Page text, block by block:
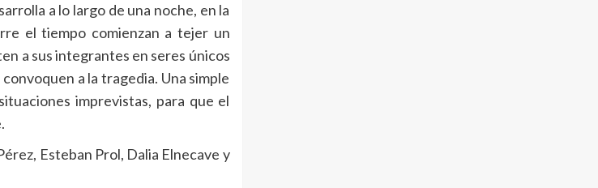
a lo largo de una noche, en la
el tiempo comienzan a tejer un
a sus integrantes en seres únicos
a la tragedia. Una simple
imprevistas, para que el
Esteban Prol, Dalia Elnecave y